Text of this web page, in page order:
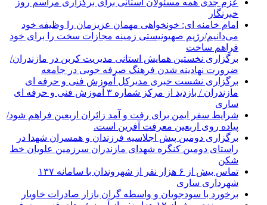
خبرنگار
امام خامنه ای: خونخواهی مهمان عزیزمان را وظیفه خود
می‌دانیم/رژیم صهیونیستی زمینه مجازات سخت را برای خود
فراهم ساخت
برگزاری نخستین همایش استانی مدیریت کربن در مازندران/
ضرورت نهادینه شدن فرهنگ صرفه جویی در جامعه
برگزاری نشست خبری مدیرکل آموزش فنی و حرفه ای
مازندران / بازدید از مرکز شماره ۳ آموزش فنی و حرفه ای
ساری
شرایط سفر ایمن برای رفت و آمد زائران اربعین فراهم شود/
پیاده روی اربعین معرفت آفرین است.
برگزاری دومین پیش اجلاسیه فرزندان و همسران شهدا در
راستای دومین کنگره شهدای مازندران سرزمین علویان خط
شکن
تماس بیش از ۶ هزار نفر از شهروندان با سامانه ۱۳۷
شهرداری ساری
برخورد با سودجویان و واسطه گران بازار صادرات خاویار